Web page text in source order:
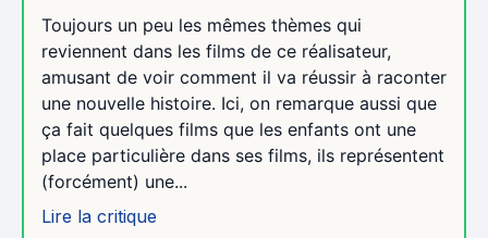
Toujours un peu les mêmes thèmes qui
reviennent dans les films de ce réalisateur,
amusant de voir comment il va réussir à raconter
une nouvelle histoire. Ici, on remarque aussi que
ça fait quelques films que les enfants ont une
place particulière dans ses films, ils représentent
(forcément) une...
Lire la critique